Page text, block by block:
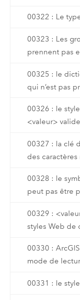
00322 : Le
00323 : Les
prennent pas
00325 : le
qui n’est pas
00326 : le
<valeur> valide
00327 : la clé
des
00328 : le
peut pas être
00329 :
styles Web de
00330 :
mode de
00331 : le